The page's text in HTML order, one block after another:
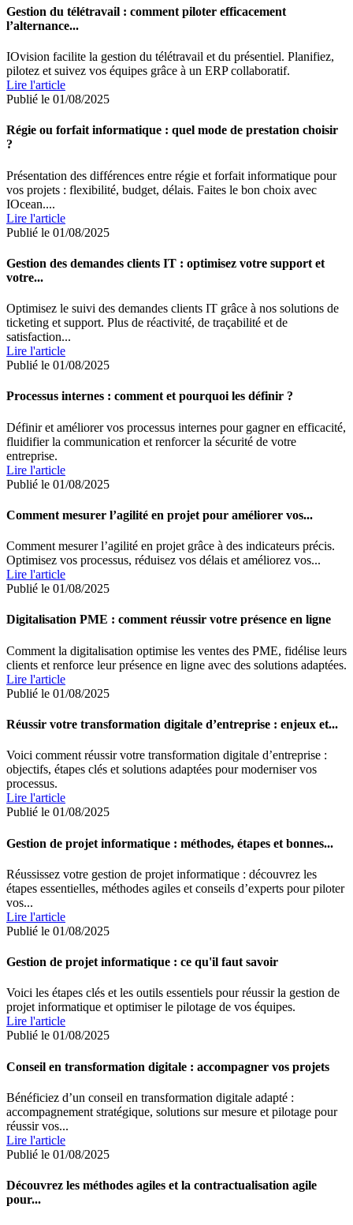
Gestion du télétravail : comment piloter efficacement
l’alternance...
IOvision facilite la gestion du télétravail et du présentiel. Planifiez,
pilotez et suivez vos équipes grâce à un ERP collaboratif.
Lire l'article
Publié le 01/08/2025
Régie ou forfait informatique : quel mode de prestation choisir
?
Présentation des différences entre régie et forfait informatique pour
vos projets : flexibilité, budget, délais. Faites le bon choix avec
IOcean....
Lire l'article
Publié le 01/08/2025
Gestion des demandes clients IT : optimisez votre support et
votre...
Optimisez le suivi des demandes clients IT grâce à nos solutions de
ticketing et support. Plus de réactivité, de traçabilité et de
satisfaction...
Lire l'article
Publié le 01/08/2025
Processus internes : comment et pourquoi les définir ?
Définir et améliorer vos processus internes pour gagner en efficacité,
fluidifier la communication et renforcer la sécurité de votre
entreprise.
Lire l'article
Publié le 01/08/2025
Comment mesurer l’agilité en projet pour améliorer vos...
Comment mesurer l’agilité en projet grâce à des indicateurs précis.
Optimisez vos processus, réduisez vos délais et améliorez vos...
Lire l'article
Publié le 01/08/2025
Digitalisation PME : comment réussir votre présence en ligne
Comment la digitalisation optimise les ventes des PME, fidélise leurs
clients et renforce leur présence en ligne avec des solutions adaptées.
Lire l'article
Publié le 01/08/2025
Réussir votre transformation digitale d’entreprise : enjeux et...
Voici comment réussir votre transformation digitale d’entreprise :
objectifs, étapes clés et solutions adaptées pour moderniser vos
processus.
Lire l'article
Publié le 01/08/2025
Gestion de projet informatique : méthodes, étapes et bonnes...
Réussissez votre gestion de projet informatique : découvrez les
étapes essentielles, méthodes agiles et conseils d’experts pour piloter
vos...
Lire l'article
Publié le 01/08/2025
Gestion de projet informatique : ce qu'il faut savoir
Voici les étapes clés et les outils essentiels pour réussir la gestion de
projet informatique et optimiser le pilotage de vos équipes.
Lire l'article
Publié le 01/08/2025
Conseil en transformation digitale : accompagner vos projets
Bénéficiez d’un conseil en transformation digitale adapté :
accompagnement stratégique, solutions sur mesure et pilotage pour
réussir vos...
Lire l'article
Publié le 01/08/2025
Découvrez les méthodes agiles et la contractualisation agile
pour...